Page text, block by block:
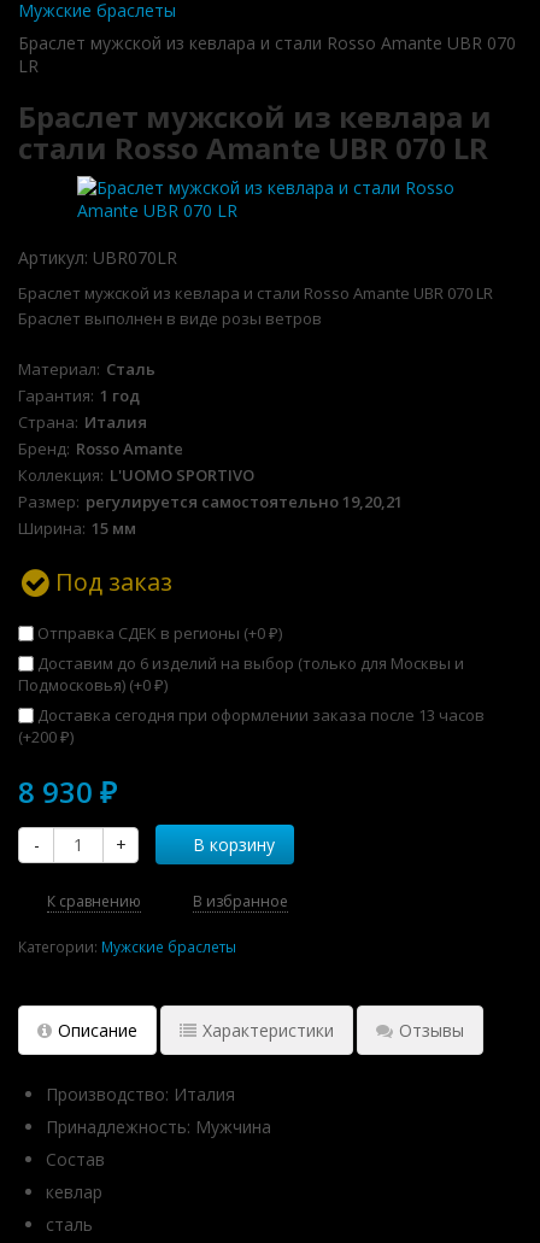
Мужские браслеты
Браслет мужской из кевлара и стали Rosso Amante UBR 070
LR
Браслет мужской из кевлара и
стали Rosso Amante UBR 070 LR
Артикул: UBR070LR
Браслет мужской из кевлара и стали Rosso Amante UBR 070 LR
Браслет выполнен в виде розы ветров
Материал Сталь
Гарантия 1 год
Страна Италия
Бренд Rosso Amante
Коллекция L'UOMO SPORTIVO
Размер регулируется самостоятельно 19,20,21
Ширина 15 мм
Под заказ
Отправка СДЕК в регионы (+0 ₽)
Доставим до 6 изделий на выбор (только для Москвы и
Подмосковья) (+0 ₽)
Доставка сегодня при оформлении заказа после 13 часов
(+200 ₽)
8 930 ₽
- + В корзину
К сравнению В избранное
Категории: Мужские браслеты
Описание Характеристики Отзывы
Производство: Италия
Принадлежность: Мужчина
Состав
кевлар
сталь